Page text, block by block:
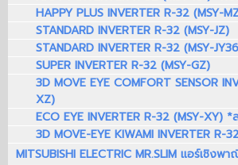
HAPPY PLUS INVERTER R-32 (MSY-
STANDARD INVERTER R-32 (MSY-JZ)
STANDARD INVERTER R-32 (MSY-
SUPER INVERTER R-32 (MSY-GZ)
3D MOVE EYE COMFORT SENSOR
XZ)
ECO EYE INVERTER R-32 (MSY-XY)
3D MOVE-EYE KIWAMI INVERTER R-
MITSUBISHI ELECTRIC MR.SLIM แอร์เชิง